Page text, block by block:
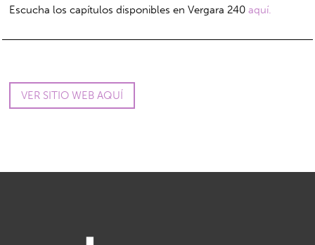
Escucha los capítulos disponibles en Vergara 240aquí.
VER SITIO WEB AQUÍ